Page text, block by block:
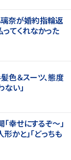
奈が婚約指輪返
てくれなかった
髪色＆スーツ、態度
い」
幸せにするぞ〜」
かと」「どっちも